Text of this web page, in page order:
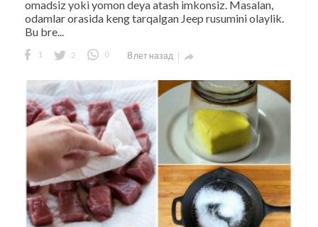
omadsiz yoki yomon deya atash imkonsiz. Masalan,
odamlar orasida keng tarqalgan Jeep rusumini olaylik.
Bu bre...
1 2 0 8 лет назад 